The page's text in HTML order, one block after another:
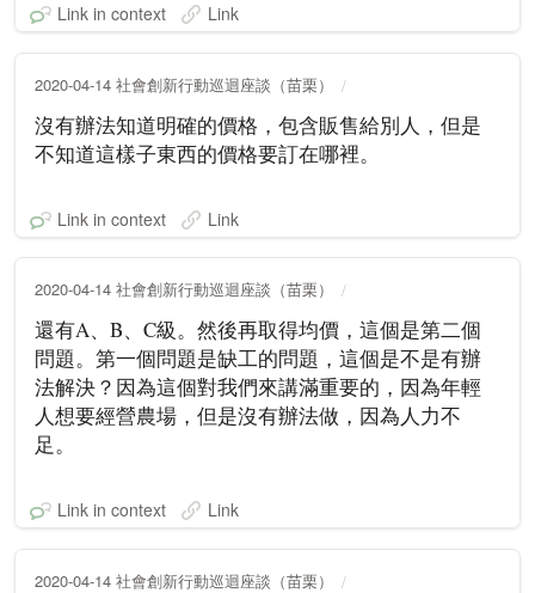
Link in context Link
2020-04-14 社會創新行動巡迴座談（苗栗）
沒有辦法知道明確的價格，包含販售給別人，但是
不知道這樣子東西的價格要訂在哪裡。
Link in context Link
2020-04-14 社會創新行動巡迴座談（苗栗）
還有A、B、C級。然後再取得均價，這個是第二個
問題。第一個問題是缺工的問題，這個是不是有辦
法解決？因為這個對我們來講滿重要的，因為年輕
人想要經營農場，但是沒有辦法做，因為人力不
足。
Link in context Link
2020-04-14 社會創新行動巡迴座談（苗栗）